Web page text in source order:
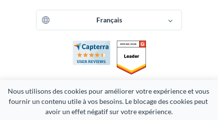
Nous utilisons des cookies pour améliorer votre expérience et vous
fournir un contenu utile à vos besoins. Le blocage des cookies peut
avoir un effet négatif sur votre expérience.
Français
Copyright 2026 Easy WebContent, LLC. (DBA Visme). Tous droits